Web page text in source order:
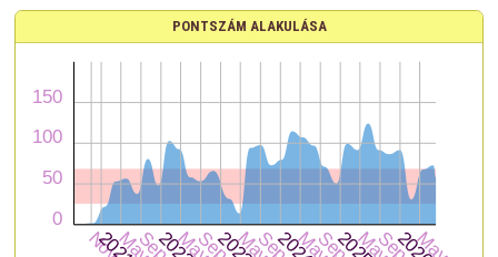
PONTSZÁM ALAKULÁSA